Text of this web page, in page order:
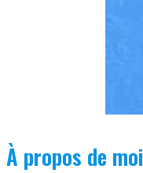
À propos de moi